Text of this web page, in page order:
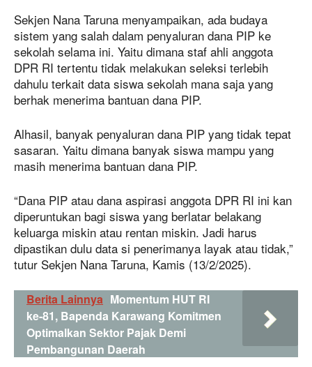
Sekjen Nana Taruna menyampaikan, ada budaya
sistem yang salah dalam penyaluran dana PIP ke
sekolah selama ini. Yaitu dimana staf ahli anggota
DPR RI tertentu tidak melakukan seleksi terlebih
dahulu terkait data siswa sekolah mana saja yang
berhak menerima bantuan dana PIP.
Alhasil, banyak penyaluran dana PIP yang tidak tepat
sasaran. Yaitu dimana banyak siswa mampu yang
masih menerima bantuan dana PIP.
“Dana PIP atau dana aspirasi anggota DPR RI ini kan
diperuntukan bagi siswa yang berlatar belakang
keluarga miskin atau rentan miskin. Jadi harus
dipastikan dulu data si penerimanya layak atau tidak,”
tutur Sekjen Nana Taruna, Kamis (13/2/2025).
Berita Lainnya Momentum HUT RI
ke-81, Bapenda Karawang Komitmen
Optimalkan Sektor Pajak Demi
Pembangunan Daerah